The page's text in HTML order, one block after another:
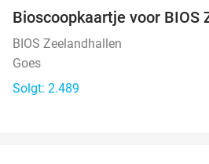
Bioscoopkaartje voor BIOS
BIOS Zeelandhallen
Goes
Solgt: 2.489